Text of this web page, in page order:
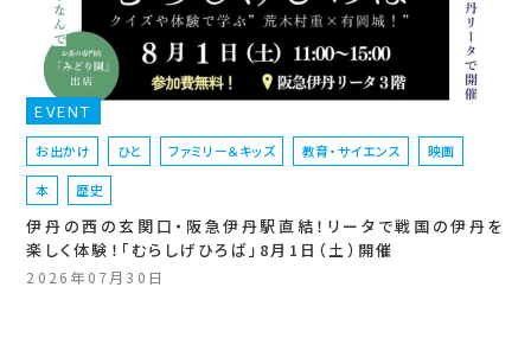
EVENT
お出かけ ひと ファミリー＆キッズ 教育・サイエンス 映画
本 歴史
伊丹の西の玄関口・阪急伊丹駅直結！リータで戦国の伊丹を
楽しく体験！「むらしげひろば」8月1日（土）開催
2026年07月30日